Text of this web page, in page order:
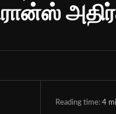
Reading time: 4